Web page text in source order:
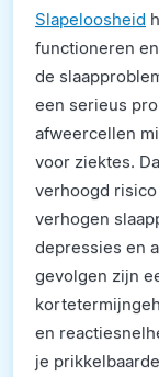
Slapeloosheid
functioneren
de
een serieus
afweercellen
voor ziektes.
verhoogd
verhogen
depressies en
gevolgen zijn
en
je